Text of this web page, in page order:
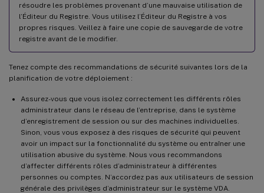
résoudre les problèmes provenant d’une mauvaise utilisation de
l’Éditeur du Registre. Vous utilisez l’Éditeur du Registre à vos
propres risques. Veillez à faire une copie de sauvegarde de votre
registre avant de le modifier.
Tenez compte des recommandations de sécurité suivantes lors de la
planification de votre déploiement :
Assurez-vous que vous isolez correctement les différents rôles
administrateur dans le réseau de l’entreprise, dans le système
d’enregistrement de session ou sur des machines individuelles.
Sinon, vous vous exposez à des risques de sécurité qui peuvent
avoir un impact sur la fonctionnalité du système ou entraîner une
utilisation abusive du système. Nous vous recommandons
d’affecter différents rôles d’administrateur à différentes
personnes ou comptes. N’accordez pas aux utilisateurs de session
générale des privilèges d’administrateur sur le système VDA.